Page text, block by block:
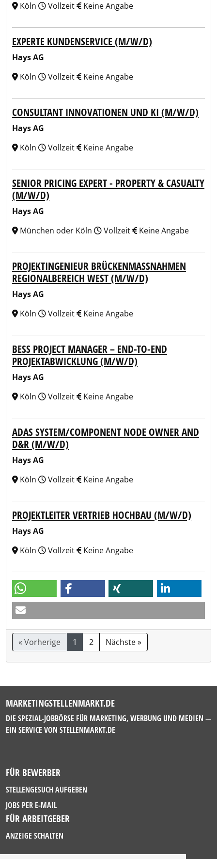
Köln
Vollzeit Keine Angabe
EXPERTE KUNDENSERVICE (M/W/D)
Hays AG
Köln
Vollzeit Keine Angabe
CONSULTANT INNOVATIONEN UND KI (M/W/D)
Hays AG
Köln
Vollzeit Keine Angabe
SENIOR PRICING EXPERT - PROPERTY & CASUALTY
(M/W/D)
Hays AG
München oder Köln
Vollzeit Keine Angabe
PROJEKTINGENIEUR BRÜCKENMASSNAHMEN R
EGIONALBEREICH WEST (M/W/D)
Hays AG
Köln
Vollzeit Keine Angabe
BESS PROJECT MANAGER – END-TO-END
PROJEKTABWICKLUNG (M/W/D)
Hays AG
Köln
Vollzeit Keine Angabe
ADAS SYSTEM/COMPONENT NODE OWNER AND
D&R (M/W/D)
Hays AG
Köln
Vollzeit Keine Angabe
PROJEKTLEITER VERTRIEB HOCHBAU (M/W/D)
Hays AG
Köln
Vollzeit Keine Angabe
« Vorherige 1 2 Nächste »
MARKETINGSTELLENMARKT.DE
DIE SPEZIAL-JOBBÖRSE FÜR MARKETING, WERBUNG UND MEDIEN —
EIN SERVICE VON STELLENMARKT.DE
FÜR BEWERBER
STELLENGESUCH AUFGEBEN
JOBS PER E-MAIL
FÜR ARBEITGEBER
ANZEIGE SCHALTEN